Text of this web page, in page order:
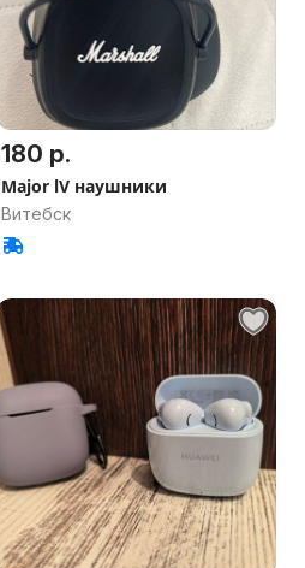
180 р.
Major lV наушники
Витебск